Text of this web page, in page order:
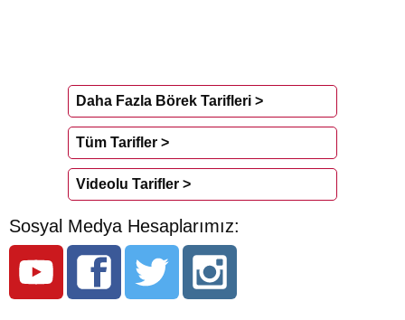
Daha Fazla Börek Tarifleri >
Tüm Tarifler >
Videolu Tarifler >
Sosyal Medya Hesaplarımız: